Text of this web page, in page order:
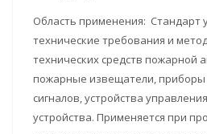
Область применения: Стандарт
технические требования и
технических средств пожарной
пожарные извещатели,
сигналов, устройства
устройства. Применяется при